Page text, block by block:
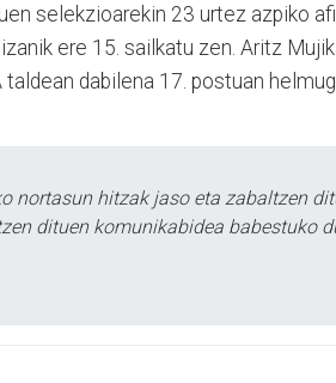
selekzioarekin 23 urtez azpiko
ere 15. sailkatu zen. Aritz
dabilena 17. postuan
nortasun hitzak jaso eta zabaltzen
dituen komunikabidea babestuko